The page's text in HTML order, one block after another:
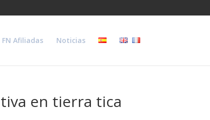
FN Afiliadas Noticias
en tierra tica